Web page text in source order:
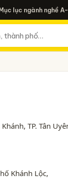
lục ngành nghề
TP. Tân
Khánh Lộc,